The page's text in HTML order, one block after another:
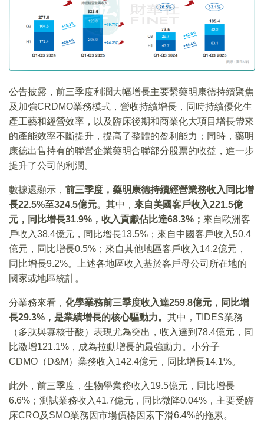
公告披露，前三季度利潤大幅增長主要繫藥明康德持續聚焦
及加強CRDMO業務模式，營收持續增長，同時持續優化生
產工藝和經營效率，以及臨床後期和商業化大項目增長帶來
的產能效率不斷提升，提高了整體的盈利能力；同時，藥明
康德出售持有的聯營企業藥明合聯部分股票的收益，進一步
提升了公司的利潤。
數據還顯示， 前三季度，藥明康德持續經營業務收入同比增
長22.5%至324.5億元。 其中， 來自美國客戶收入221.5億
元，同比增長31.9% ，收入貢獻佔比達68.3% ； 來自歐洲客
戶收入38.4億元，同比增長13.5%；來自中國客戶收入50.4
億元，同比增長0.5%；來自其他地區客戶收入14.2億元，
同比增長9.2%。上述各地區收入基於客戶母公司所在地的
國家或地區統計。
分業務來看， 化學業務前三季度收入達259.8億元，同比增
長29.3% ，是業績增長的核心驅動力。 其中，TIDES業務
（多肽與寡核苷酸）表現尤為突出，收入達到78.4億元，同
比激增121.1%，成為拉動增長的最強動力。小分子
CDMO（D&M）業務收入142.4億元，同比增長14.1%。
此外，前三季度，生物學業務收入19.5億元，同比增長
6.6%；測試業務收入41.7億元，同比微降0.04%，主要受臨
床CRO及SMO業務因市場價格因素下滑6.4%的拖累。